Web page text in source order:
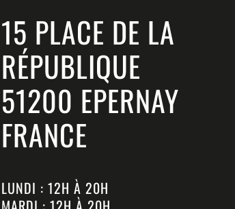
15 PLACE DE LA
RÉPUBLIQUE
51200 EPERNAY
FRANCE
LUNDI : 12H À 20H